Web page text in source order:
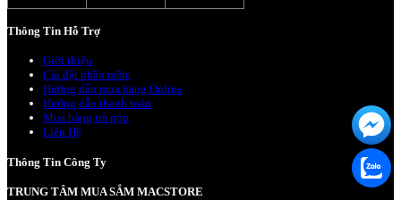
Thông Tin Hỗ Trợ
Giới thiệu
Cài đặt phần mềm
Hướng dẫn mua hàng Online
Hướng dẫn thanh toán
Mua hàng trả góp
Liên Hệ
Thông Tin Công Ty
TRUNG TÂM MUA SẮM MACSTORE